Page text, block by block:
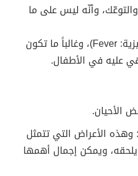
وأنّه ليس على ما
الإصابة بالحمّى (بالإنجليزية: Fever)، وغالباً ما تكون
عليه في الأطفال.
الأحيان.
وهذه الأعراض التي تتمثل
ويمكن إجمال أهمها